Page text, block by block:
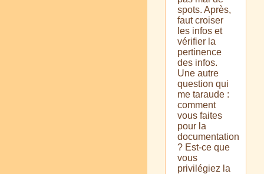
spots. Après,
faut croiser
les infos et
vérifier la
pertinence
des infos.
Une autre
question qui
me taraude :
comment
vous faites
pour la
documentation
? Est-ce que
vous
privilégiez la